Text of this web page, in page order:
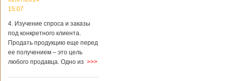
15:07
4. Изучение спроса и заказы
под конкретного клиента.
Продать продукцию еще перед
ее получением – это цель
любого продавца. Одно из >>>